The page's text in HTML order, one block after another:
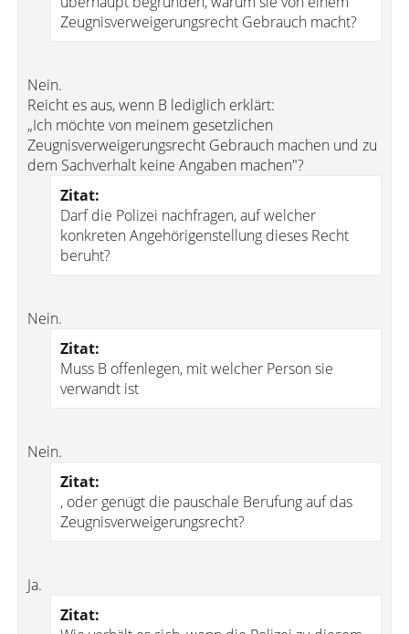
Zeugnisverweigerungsrecht Gebrauch macht?
Nein.
Reicht es aus, wenn B lediglich erklärt:
„Ich möchte von meinem gesetzlichen
Zeugnisverweigerungsrecht Gebrauch machen und zu
dem Sachverhalt keine Angaben machen"?
Zitat:
Darf die Polizei nachfragen, auf welcher
konkreten Angehörigenstellung dieses Recht
beruht?
Nein.
Zitat:
Muss B offenlegen, mit welcher Person sie
verwandt ist
Nein.
Zitat:
, oder genügt die pauschale Berufung auf das
Zeugnisverweigerungsrecht?
Ja.
Zitat: